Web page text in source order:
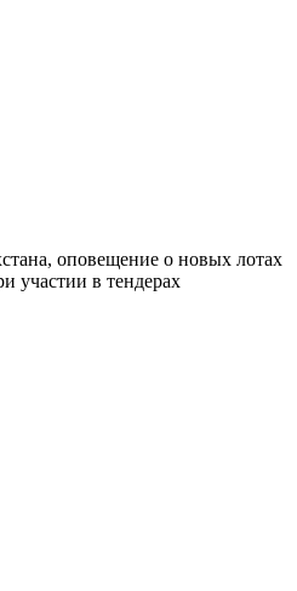
оповещение о новых лотах
участии в тендерах